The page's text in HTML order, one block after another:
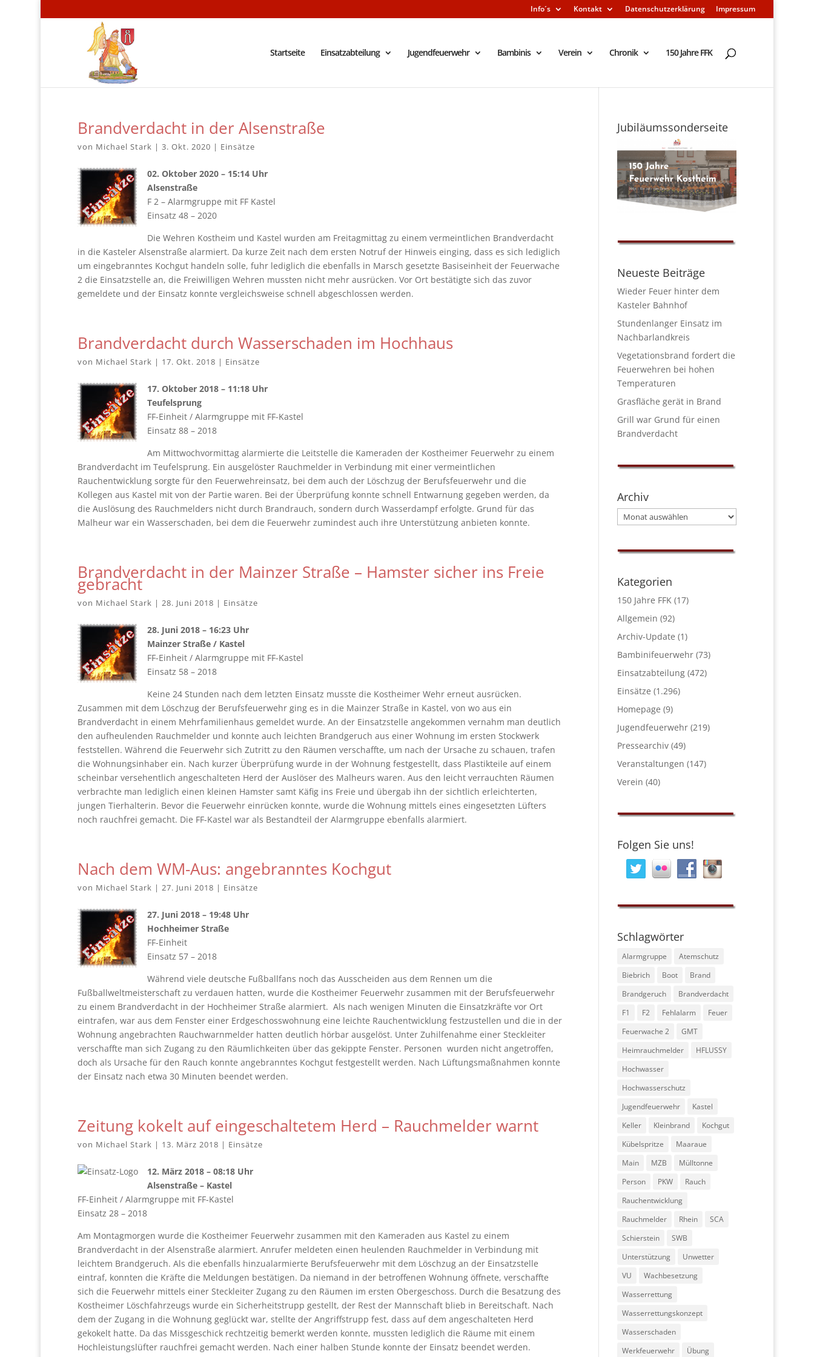
Info´s Kontakt Datenschutzerklärung Impressum
Startseite Einsatzabteilung Jugendfeuerwehr Bambinis Verein Chronik 150 Jahre FFK
Brandverdacht in der Alsenstraße
von Michael Stark | 3. Okt. 2020 | Einsätze
02. Oktober 2020 – 15:14 Uhr
Alsenstraße
F 2 – Alarmgruppe mit FF Kastel
Einsatz 48 – 2020
Die Wehren Kostheim und Kastel wurden am Freitagmittag zu einem vermeintlichen Brandverdacht
in die Kasteler Alsenstraße alarmiert. Da kurze Zeit nach dem ersten Notruf der Hinweis einging, dass es sich lediglich
um eingebranntes Kochgut handeln solle, fuhr lediglich die ebenfalls in Marsch gesetzte Basiseinheit der Feuerwache
2 die Einsatzstelle an, die Freiwilligen Wehren mussten nicht mehr ausrücken. Vor Ort bestätigte sich das zuvor
gemeldete und der Einsatz konnte vergleichsweise schnell abgeschlossen werden.
Brandverdacht durch Wasserschaden im Hochhaus
von Michael Stark | 17. Okt. 2018 | Einsätze
17. Oktober 2018 – 11:18 Uhr
Teufelsprung
FF-Einheit / Alarmgruppe mit FF-Kastel
Einsatz 88 – 2018
Am Mittwochvormittag alarmierte die Leitstelle die Kameraden der Kostheimer Feuerwehr zu einem
Brandverdacht im Teufelsprung. Ein ausgelöster Rauchmelder in Verbindung mit einer vermeintlichen
Rauchentwicklung sorgte für den Feuerwehreinsatz, bei dem auch der Löschzug der Berufsfeuerwehr und die
Kollegen aus Kastel mit von der Partie waren. Bei der Überprüfung konnte schnell Entwarnung gegeben werden, da
die Auslösung des Rauchmelders nicht durch Brandrauch, sondern durch Wasserdampf erfolgte. Grund für das
Malheur war ein Wasserschaden, bei dem die Feuerwehr zumindest auch ihre Unterstützung anbieten konnte.
Brandverdacht in der Mainzer Straße – Hamster sicher ins Freie
gebracht
von Michael Stark | 28. Juni 2018 | Einsätze
28. Juni 2018 – 16:23 Uhr
Mainzer Straße / Kastel
FF-Einheit / Alarmgruppe mit FF-Kastel
Einsatz 58 – 2018
Keine 24 Stunden nach dem letzten Einsatz musste die Kostheimer Wehr erneut ausrücken.
Zusammen mit dem Löschzug der Berufsfeuerwehr ging es in die Mainzer Straße in Kastel, von wo aus ein
Brandverdacht in einem Mehrfamilienhaus gemeldet wurde. An der Einsatzstelle angekommen vernahm man deutlich
den aufheulenden Rauchmelder und konnte auch leichten Brandgeruch aus einer Wohnung im ersten Stockwerk
feststellen. Während die Feuerwehr sich Zutritt zu den Räumen verschaffte, um nach der Ursache zu schauen, trafen
die Wohnungsinhaber ein. Nach kurzer Überprüfung wurde in der Wohnung festgestellt, dass Plastikteile auf einem
scheinbar versehentlich angeschalteten Herd der Auslöser des Malheurs waren. Aus den leicht verrauchten Räumen
verbrachte man lediglich einen kleinen Hamster samt Käfig ins Freie und übergab ihn der sichtlich erleichterten,
jungen Tierhalterin. Bevor die Feuerwehr einrücken konnte, wurde die Wohnung mittels eines eingesetzten Lüfters
noch rauchfrei gemacht. Die FF-Kastel war als Bestandteil der Alarmgruppe ebenfalls alarmiert.
Nach dem WM-Aus: angebranntes Kochgut
von Michael Stark | 27. Juni 2018 | Einsätze
27. Juni 2018 – 19:48 Uhr
Hochheimer Straße
FF-Einheit
Einsatz 57 – 2018
Während viele deutsche Fußballfans noch das Ausscheiden aus dem Rennen um die
Fußballweltmeisterschaft zu verdauen hatten, wurde die Kostheimer Feuerwehr zusammen mit der Berufsfeuerwehr
zu einem Brandverdacht in der Hochheimer Straße alarmiert. Als nach wenigen Minuten die Einsatzkräfte vor Ort
eintrafen, war aus dem Fenster einer Erdgeschosswohnung eine leichte Rauchentwicklung festzustellen und die in der
Wohnung angebrachten Rauchwarnmelder hatten deutlich hörbar ausgelöst. Unter Zuhilfenahme einer Steckleiter
verschaffte man sich Zugang zu den Räumlichkeiten über das gekippte Fenster. Personen wurden nicht angetroffen,
doch als Ursache für den Rauch konnte angebranntes Kochgut festgestellt werden. Nach Lüftungsmaßnahmen konnte
der Einsatz nach etwa 30 Minuten beendet werden.
Zeitung kokelt auf eingeschaltetem Herd – Rauchmelder warnt
von Michael Stark | 13. März 2018 | Einsätze
12. März 2018 – 08:18 Uhr
Alsenstraße – Kastel
FF-Einheit / Alarmgruppe mit FF-Kastel
Einsatz 28 – 2018
Am Montagmorgen wurde die Kostheimer Feuerwehr zusammen mit den Kameraden aus Kastel zu einem
Brandverdacht in der Alsenstraße alarmiert. Anrufer meldeten einen heulenden Rauchmelder in Verbindung mit
leichtem Brandgeruch. Als die ebenfalls hinzualarmierte Berufsfeuerwehr mit dem Löschzug an der Einsatzstelle
eintraf, konnten die Kräfte die Meldungen bestätigen. Da niemand in der betroffenen Wohnung öffnete, verschaffte
sich die Feuerwehr mittels einer Steckleiter Zugang zu den Räumen im ersten Obergeschoss. Durch die Besatzung des
Kostheimer Löschfahrzeugs wurde ein Sicherheitstrupp gestellt, der Rest der Mannschaft blieb in Bereitschaft. Nach
dem der Zugang in die Wohnung geglückt war, stellte der Angriffstrupp fest, dass auf dem angeschalteten Herd
gekokelt hatte. Da das Missgeschick rechtzeitig bemerkt werden konnte, mussten lediglich die Räume mit einem
Hochleistungslüfter rauchfrei gemacht werden. Nach einer halben Stunde konnte der Einsatz beendet werden.
Jubiläumssonderseite
Neueste Beiträge
Wieder Feuer hinter dem
Kasteler Bahnhof
Stundenlanger Einsatz im
Nachbarlandkreis
Vegetationsbrand fordert die
Feuerwehren bei hohen
Temperaturen
Grasfläche gerät in Brand
Grill war Grund für einen
Brandverdacht
Archiv
Archiv
Kategorien
150 Jahre FFK (17)
Allgemein (92)
Archiv-Update (1)
Bambinifeuerwehr (73)
Einsatzabteilung (472)
Einsätze (1.296)
Homepage (9)
Jugendfeuerwehr (219)
Pressearchiv (49)
Veranstaltungen (147)
Verein (40)
Folgen Sie uns!
Schlagwörter
Alarmgruppe
Atemschutz
Biebrich
Boot
Brand
Brandgeruch
Brandverdacht
F1
F2 Fehlalarm
Feuer
Feuerwache 2
GMT
Heimrauchmelder
HFLUSSY
Hochwasser
Hochwasserschutz
Jugendfeuerwehr
Kastel
Keller
Kleinbrand
Kochgut
Kübelspritze
Maaraue
Main
MZB
Mülltonne
Person
PKW
Rauch
Rauchentwicklung
Rauchmelder
Rhein
SCA
Schierstein
SWB
Unterstützung
Unwetter
VU
Wachbesetzung
Wasserrettung
Wasserrettungskonzept
Wasserschaden
Werkfeuerwehr
Übung